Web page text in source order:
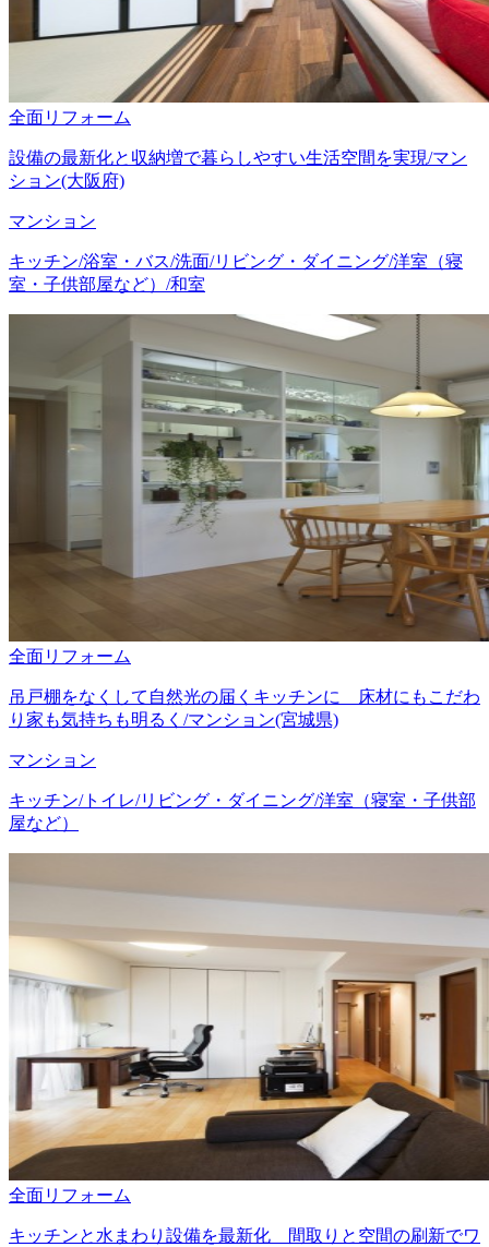
全面リフォーム
設備の最新化と収納増で暮らしやすい生活空間を実現/マン
ション(大阪府)
マンション
キッチン/浴室・バス/洗面/リビング・ダイニング/洋室（寝
室・子供部屋など）/和室
全面リフォーム
吊戸棚をなくして自然光の届くキッチンに 床材にもこだわ
り家も気持ちも明るく/マンション(宮城県)
マンション
キッチン/トイレ/リビング・ダイニング/洋室（寝室・子供部
屋など）
全面リフォーム
キッチンと水まわり設備を最新化 間取りと空間の刷新でワ